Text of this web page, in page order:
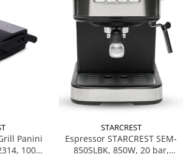
Panini
1000
STARCREST
Espressor STARCREST SEM-
850SLBK, 850W, 20 bar,